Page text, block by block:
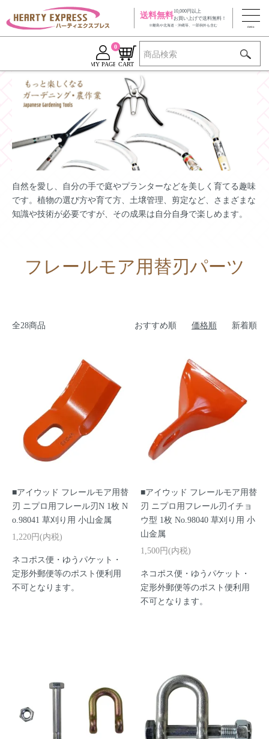
送料無料10,000円以上
お買い上げで送料無料！
※離島や北海道・沖縄等、一部例外も含む
MY PAGE CART
0
自然を愛し、自分の手で庭やプランターなどを美しく育てる趣味
です。植物の選び方や育て方、土壌管理、剪定など、さまざまな
知識や技術が必要ですが、その成果は自分自身で楽しめます。
フレールモア用替刃パーツ
全28商品 おすすめ順 価格順 新着順
■アイウッド フレールモア用替
刃 ニプロ用フレール刃N 1枚 N
o.98041 草刈り用 小山金属
1,220円(内税)
ネコポス便・ゆうパケット・
定形外郵便等のポスト便利用
不可となります。
■アイウッド フレールモア用替
刃 ニプロ用フレール刃イチョ
ウ型 1枚 No.98040 草刈り用 小
山金属
1,500円(内税)
ネコポス便・ゆうパケット・
定形外郵便等のポスト便利用
不可となります。